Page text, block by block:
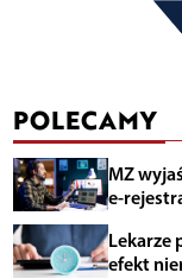
POLECAMY
MZ
e-
Lekarze
efekt